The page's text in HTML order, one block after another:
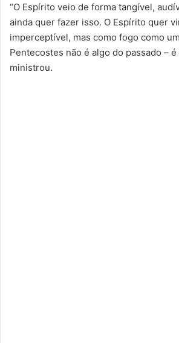
“O Espírito veio de forma tangível,
ainda quer fazer isso. O Espírito quer
imperceptível, mas como fogo como
Pentecostes não é algo do passado – é
ministrou.